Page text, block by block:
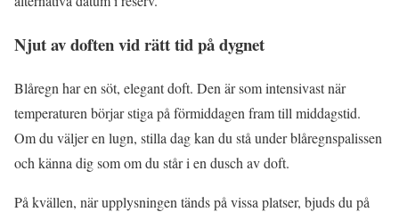
Njut av doften vid rätt tid på dygnet
Blåregn har en söt, elegant doft. Den är som intensivast när
temperaturen börjar stiga på förmiddagen fram till middagstid.
Om du väljer en lugn, stilla dag kan du stå under blåregnspalissen
och känna dig som om du står i en dusch av doft.
På kvällen, när upplysningen tänds på vissa platser, bjuds du på